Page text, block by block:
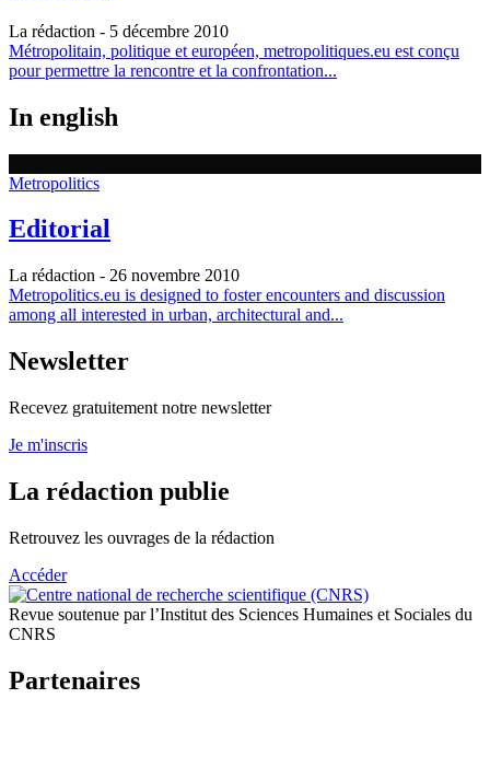
La rédaction - 5 décembre 2010
Métropolitain, politique et européen, metropolitiques.eu est conçu
pour permettre la rencontre et la confrontation...
In english
Metropolitics
Editorial
La rédaction - 26 novembre 2010
Metropolitics.eu is designed to foster encounters and discussion
among all interested in urban, architectural and...
Newsletter
Recevez gratuitement notre newsletter
Je m'inscris
La rédaction publie
Retrouvez les ouvrages de la rédaction
Accéder
Revue soutenue par l’Institut des Sciences Humaines et Sociales du
CNRS
Partenaires